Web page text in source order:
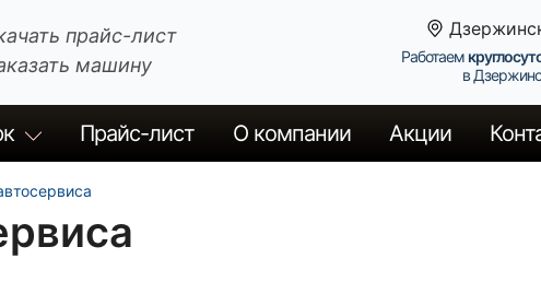
прайс-лист
машину
Работаем
в
Прайс-лист О компании Акции